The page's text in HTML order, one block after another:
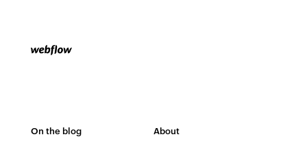
On the blog About